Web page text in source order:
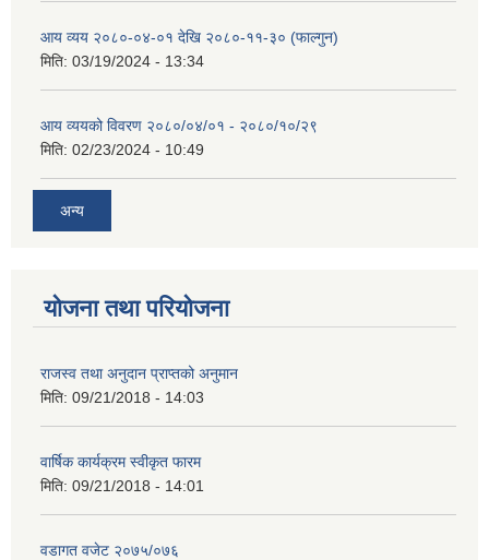
आय व्यय २०८०-०४-०१ देखि २०८०-११-३० (फाल्गुन)
मिति: 03/19/2024 - 13:34
आय व्ययको विवरण २०८०/०४/०१ - २०८०/१०/२९
मिति: 02/23/2024 - 10:49
अन्य
योजना तथा परियोजना
राजस्व तथा अनुदान प्राप्तको अनुमान
मिति: 09/21/2018 - 14:03
वार्षिक कार्यक्रम स्वीकृत फारम
मिति: 09/21/2018 - 14:01
वडागत वजेट २०७५/०७६